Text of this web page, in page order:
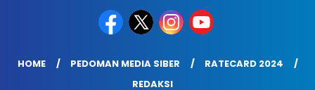
HOME PEDOMAN MEDIA SIBER
RATECARD 2024
REDAKSI